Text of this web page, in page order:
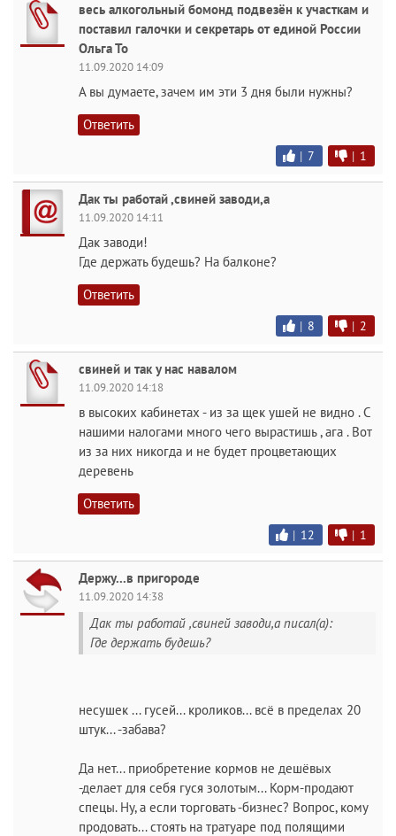
весь алкогольный бомонд подвезён к участкам и
поставил галочки и секретарь от единой России
Ольга То
11.09.2020 14:09
А вы думаете, зачем им эти 3 дня были нужны?
Ответить
| 7 | 1
Дак ты работай ,свиней заводи,а
11.09.2020 14:11
Дак заводи!
Где держать будешь? На балконе?
Ответить
| 8 | 2
свиней и так у нас навалом
11.09.2020 14:18
в высоких кабинетах - из за щек ушей не видно . С
нашими налогами много чего вырастишь , ага . Вот
из за них никогда и не будет процветающих
деревень
Ответить
| 12 | 1
Держу...в пригороде
11.09.2020 14:38
Дак ты работай ,свиней заводи,а писал(а):
Где держать будешь?
несушек ... гусей... кроликов... всё в пределах 20
штук... -забава?
Да нет... приобретение кормов не дешёвых
-делает для себя гуся золотым... Корм-продают
спецы. Ну, а если торговать -бизнес? Вопрос, кому
продовать... стоять на тратуаре под полящими